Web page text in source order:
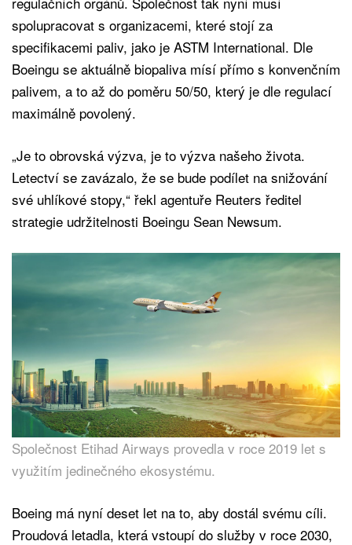
spolupracovat s organizacemi, které stojí za
specifikacemi paliv, jako je ASTM International. Dle
Boeingu se aktuálně biopaliva mísí přímo s konvenčním
palivem, a to až do poměru 50/50, který je dle regulací
maximálně povolený.
„Je to obrovská výzva, je to výzva našeho života.
Letectví se zavázalo, že se bude podílet na snižování
své uhlíkové stopy,“ řekl agentuře Reuters ředitel
strategie udržitelnosti Boeingu Sean Newsum.
Společnost Etihad Airways provedla v roce 2019 let s
využitím jedinečného ekosystému.
Boeing má nyní deset let na to, aby dostál svému cíli.
Proudová letadla, která vstoupí do služby v roce 2030,